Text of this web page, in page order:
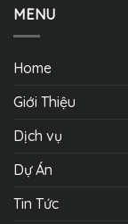
MENU
Home
Giới Thiệu
Dịch vụ
Dự Án
Tin Tức